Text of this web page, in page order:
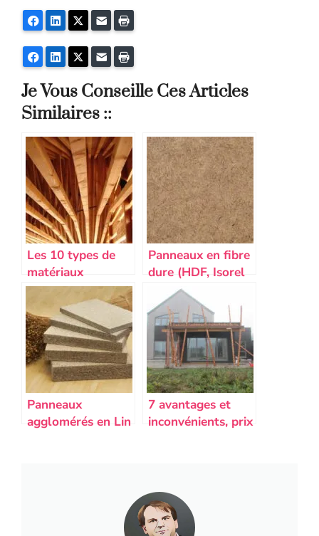
FacebookLinkedInTwitterE-mail
FacebookLinkedInTwitterE-mail
Je Vous Conseille Ces Articles
Similaires ::
Les 10 types de
matériaux
écologiques pour
une construction
durable
Panneaux en fibre
dure (HDF, Isorel
ou Masonite) :
Prix, utilisation,
avantage et
inconvénients
Panneaux
agglomérés en Lin
7 avantages et
inconvénients, prix
construction
écologique en
France